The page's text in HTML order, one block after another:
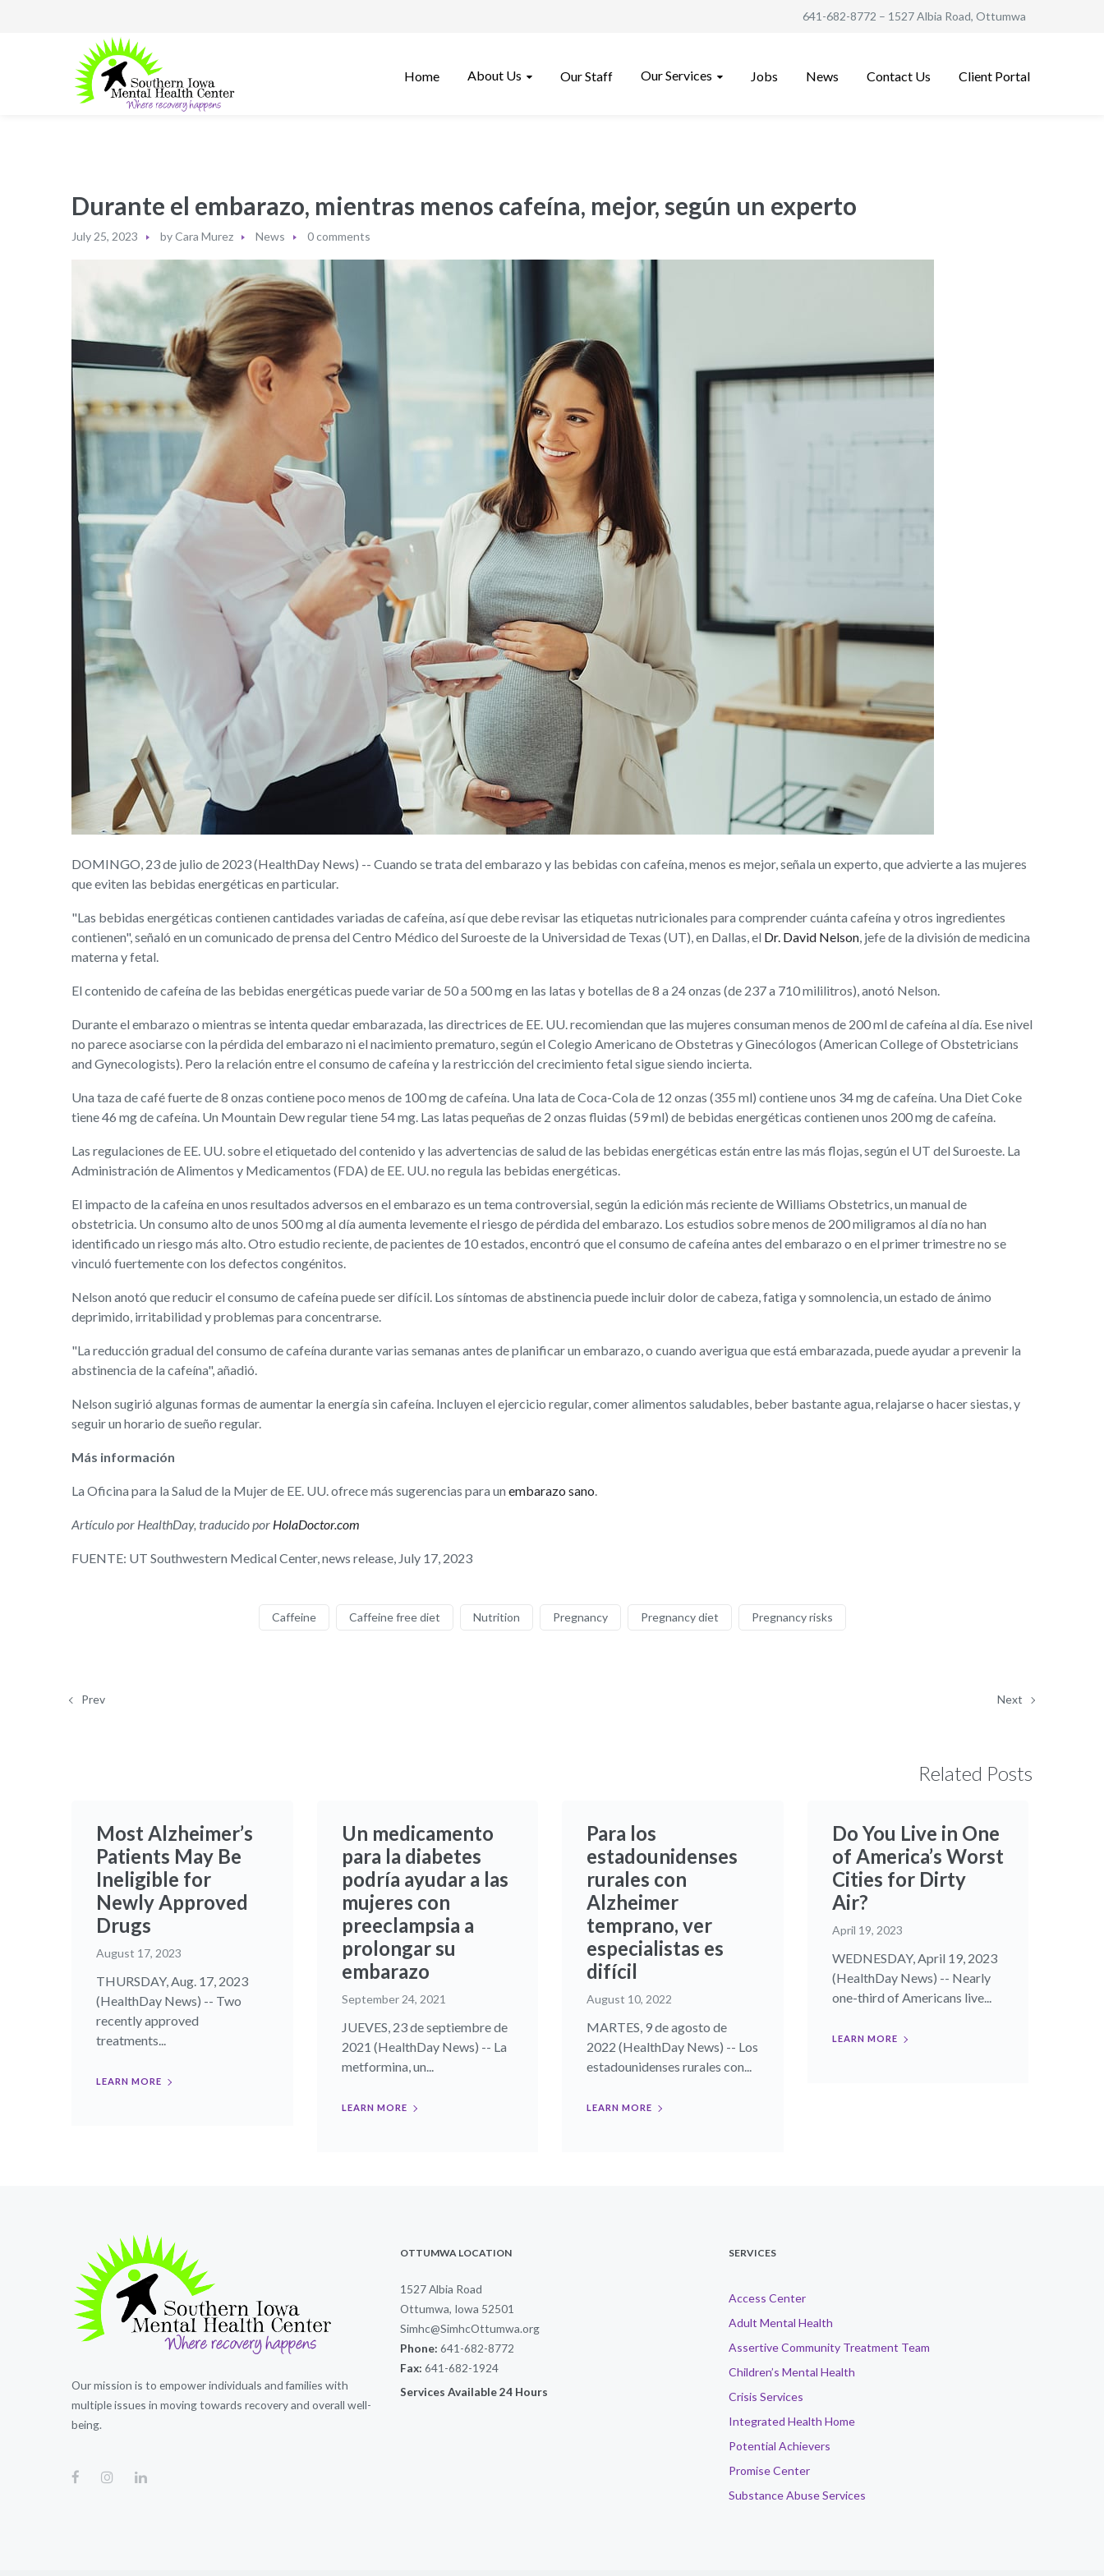
641-682-8772 – 1527 Albia Road, Ottumwa
Home About Us Our Staff Our Services Jobs News Contact Us Client Portal
Durante el embarazo, mientras menos cafeína, mejor, según un experto
July 25, 2023 byCara Murez News 0 comments
DOMINGO, 23 de julio de 2023 (HealthDay News) -- Cuando se trata del embarazo y las bebidas con cafeína, menos es mejor, señala un experto, que advierte a las mujeres
que eviten las bebidas energéticas en particular.
"Las bebidas energéticas contienen cantidades variadas de cafeína, así que debe revisar las etiquetas nutricionales para comprender cuánta cafeína y otros ingredientes
contienen", señaló en un comunicado de prensa del Centro Médico del Suroeste de la Universidad de Texas (UT), en Dallas, el Dr. David Nelson, jefe de la división de medicina
materna y fetal.
El contenido de cafeína de las bebidas energéticas puede variar de 50 a 500 mg en las latas y botellas de 8 a 24 onzas (de 237 a 710 mililitros), anotó Nelson.
Durante el embarazo o mientras se intenta quedar embarazada, las directrices de EE. UU. recomiendan que las mujeres consuman menos de 200 ml de cafeína al día. Ese nivel
no parece asociarse con la pérdida del embarazo ni el nacimiento prematuro, según el Colegio Americano de Obstetras y Ginecólogos (American College of Obstetricians
and Gynecologists). Pero la relación entre el consumo de cafeína y la restricción del crecimiento fetal sigue siendo incierta.
Una taza de café fuerte de 8 onzas contiene poco menos de 100 mg de cafeína. Una lata de Coca-Cola de 12 onzas (355 ml) contiene unos 34 mg de cafeína. Una Diet Coke
tiene 46 mg de cafeína. Un Mountain Dew regular tiene 54 mg. Las latas pequeñas de 2 onzas fluidas (59 ml) de bebidas energéticas contienen unos 200 mg de cafeína.
Las regulaciones de EE. UU. sobre el etiquetado del contenido y las advertencias de salud de las bebidas energéticas están entre las más flojas, según el UT del Suroeste. La
Administración de Alimentos y Medicamentos (FDA) de EE. UU. no regula las bebidas energéticas.
El impacto de la cafeína en unos resultados adversos en el embarazo es un tema controversial, según la edición más reciente de Williams Obstetrics, un manual de
obstetricia. Un consumo alto de unos 500 mg al día aumenta levemente el riesgo de pérdida del embarazo. Los estudios sobre menos de 200 miligramos al día no han
identificado un riesgo más alto. Otro estudio reciente, de pacientes de 10 estados, encontró que el consumo de cafeína antes del embarazo o en el primer trimestre no se
vinculó fuertemente con los defectos congénitos.
Nelson anotó que reducir el consumo de cafeína puede ser difícil. Los síntomas de abstinencia puede incluir dolor de cabeza, fatiga y somnolencia, un estado de ánimo
deprimido, irritabilidad y problemas para concentrarse.
"La reducción gradual del consumo de cafeína durante varias semanas antes de planificar un embarazo, o cuando averigua que está embarazada, puede ayudar a prevenir la
abstinencia de la cafeína", añadió.
Nelson sugirió algunas formas de aumentar la energía sin cafeína. Incluyen el ejercicio regular, comer alimentos saludables, beber bastante agua, relajarse o hacer siestas, y
seguir un horario de sueño regular.
Más información
La Oficina para la Salud de la Mujer de EE. UU. ofrece más sugerencias para un embarazo sano.
Artículo por HealthDay, traducido por HolaDoctor.com
FUENTE: UT Southwestern Medical Center, news release, July 17, 2023
Caffeine Caffeine free diet Nutrition Pregnancy Pregnancy diet Pregnancy risks
Prev Next
Related Posts
Most Alzheimer’s
Patients May Be
Ineligible for
Newly Approved
Drugs
August 17, 2023
THURSDAY, Aug. 17, 2023
(HealthDay News) -- Two
recently approved
treatments...
LEARN MORE
Un medicamento
para la diabetes
podría ayudar a las
mujeres con
preeclampsia a
prolongar su
embarazo
September 24, 2021
JUEVES, 23 de septiembre de
2021 (HealthDay News) -- La
metformina, un...
LEARN MORE
Para los
estadounidenses
rurales con
Alzheimer
temprano, ver
especialistas es
difícil
August 10, 2022
MARTES, 9 de agosto de
2022 (HealthDay News) -- Los
estadounidenses rurales con...
LEARN MORE
Do You Live in One
of America’s Worst
Cities for Dirty
Air?
April 19, 2023
WEDNESDAY, April 19, 2023
(HealthDay News) -- Nearly
one-third of Americans live...
LEARN MORE
Our mission is to empower individuals and families with
multiple issues in moving towards recovery and overall well-
being.
OTTUMWA LOCATION
1527 Albia Road
Ottumwa, Iowa 52501
Simhc@SimhcOttumwa.org
Phone: 641-682-8772
Fax: 641-682-1924
Services Available 24 Hours
SERVICES
Access Center
Adult Mental Health
Assertive Community Treatment Team
Children’s Mental Health
Crisis Services
Integrated Health Home
Potential Achievers
Promise Center
Substance Abuse Services